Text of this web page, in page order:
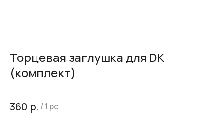
Торцевая заглушка для DK
(комплект)
360 р. /1 pc